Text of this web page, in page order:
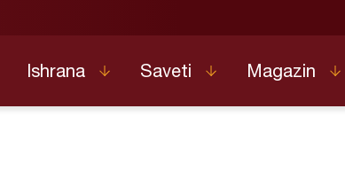
Ishrana Saveti Magazin